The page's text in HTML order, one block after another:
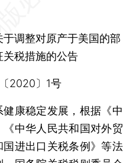
调整对原产于美国的部
税措施的公告
2020〕1号
康稳定发展，根据《中
中华人民共和国对外贸
进出口关税条例》等法